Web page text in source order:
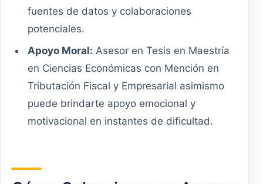
fuentes de datos y colaboraciones
potenciales.
Apoyo Moral: Asesor en Tesis en Maestría
en Ciencias Económicas con Mención en
Tributación Fiscal y Empresarial asimismo
puede brindarte apoyo emocional y
motivacional en instantes de dificultad.